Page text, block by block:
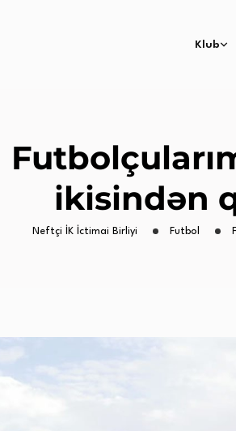
Klub
ikisindən
Neftçi İK İctimai Birliyi Futbol